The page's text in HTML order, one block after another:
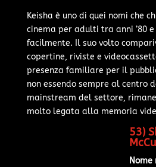
Keisha è uno di quei nomi che
cinema per adulti tra anni ’80 e
facilmente. Il suo volto
copertine, riviste e
presenza familiare per il
non essendo sempre al centro
mainstream del settore,
molto legata alla memoria
53)